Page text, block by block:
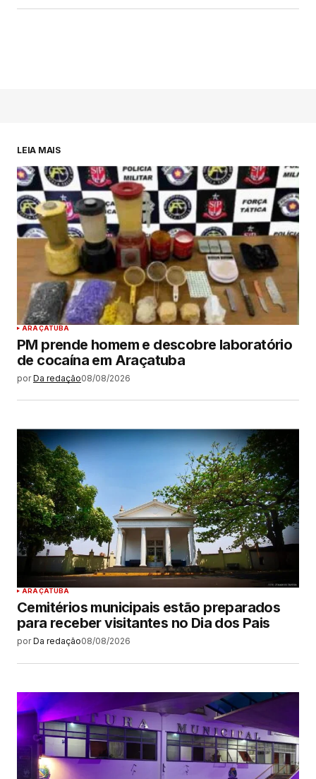
LEIA MAIS
ARAÇATUBA
PM prende homem e descobre laboratório
de cocaína em Araçatuba
por Da redação08/08/2026
ARAÇATUBA
Cemitérios municipais estão preparados
para receber visitantes no Dia dos Pais
por Da redação08/08/2026